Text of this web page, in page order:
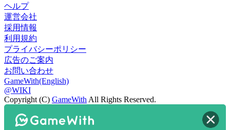
ヘルプ
運営会社
採用情報
利用規約
プライバシーポリシー
広告のご案内
お問い合わせ
GameWith(English)
@WIKI
Copyright (C) GameWith All Rights Reserved.